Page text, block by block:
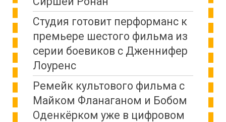
Студия готовит перформанс к
премьере шестого фильма из
серии боевиков с Дженнифер
Лоуренс
Ремейк культового фильма с
Майком Фланаганом и Бобом
Оденкёрком уже в цифровом